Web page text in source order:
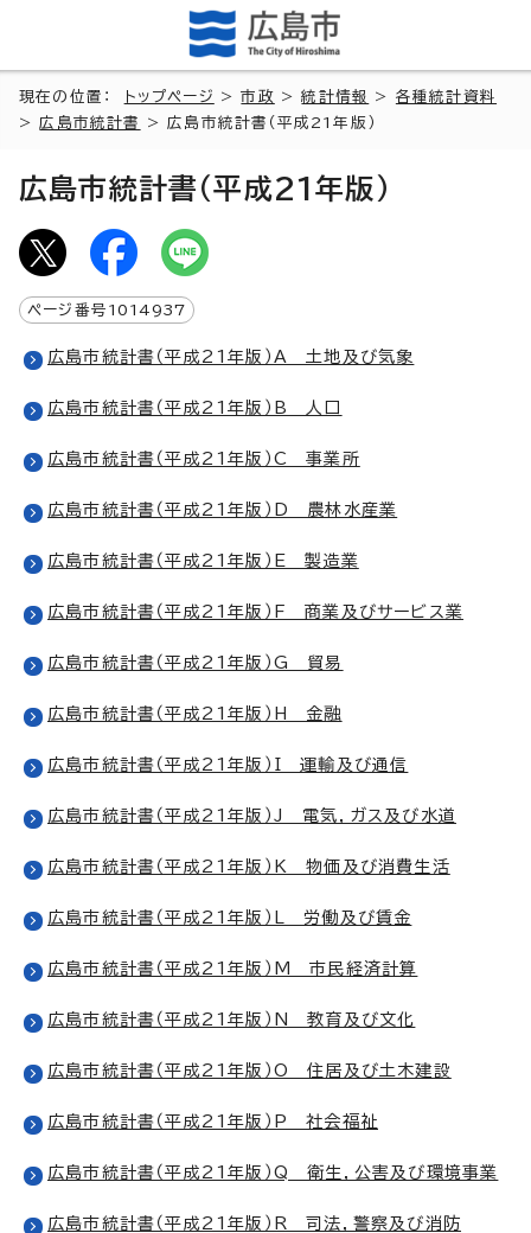
現在の位置： トップページ >市政 >統計情報 > 各種統計資料
>広島市統計書 > 広島市統計書（平成21年版）
広島市統計書（平成21年版）
ページ番号 1014937
広島市統計書（平成21年版）A 土地及び気象
広島市統計書（平成21年版）B 人口
広島市統計書（平成21年版）C 事業所
広島市統計書（平成21年版）D 農林水産業
広島市統計書（平成21年版）E 製造業
広島市統計書（平成21年版）F 商業及びサービス業
広島市統計書（平成21年版）G 貿易
広島市統計書（平成21年版）H 金融
広島市統計書（平成21年版）I 運輸及び通信
広島市統計書（平成21年版）J 電気，ガス及び水道
広島市統計書（平成21年版）K 物価及び消費生活
広島市統計書（平成21年版）L 労働及び賃金
広島市統計書（平成21年版）M 市民経済計算
広島市統計書（平成21年版）N 教育及び文化
広島市統計書（平成21年版）O 住居及び土木建設
広島市統計書（平成21年版）P 社会福祉
広島市統計書（平成21年版）Q 衛生，公害及び環境事業
広島市統計書（平成21年版）R 司法，警察及び消防